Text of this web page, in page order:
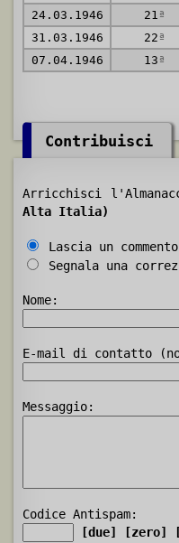
24.03.1946
21 ª
31.03.1946
22 ª
07.04.1946
13 ª
Contribuisci
Arricchisci
Alta Italia)
Lascia un
Segnala una
Nome:
E-mail di contatto
Messaggio:
Codice Antispam:
[due]
[zero]